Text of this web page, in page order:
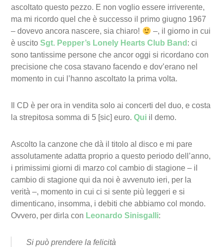
ascoltato questo pezzo. E non voglio essere irriverente,
ma mi ricordo quel che è successo il primo giugno 1967
– dovevo ancora nascere, sia chiaro!
–, il giorno in cui
è uscitoSgt. Pepper’s Lonely Hearts Club Band : ci
sono tantissime persone che ancor oggi si ricordano con
precisione che cosa stavano facendo e dov’erano nel
momento in cui l’hanno ascoltato la prima volta.
Il CD è per ora in vendita solo ai concerti del duo, e costa
la strepitosa somma di 5 [sic] euro.Qui il demo.
Ascolto la canzone che dà il titolo al disco e mi pare
assolutamente adatta proprio a questo periodo dell’anno,
i primissimi giorni di marzo col cambio di stagione – il
cambio di stagione qui da noi è avvenuto ieri, per la
verità –, momento in cui ci si sente più leggeri e si
dimenticano, insomma, i debiti che abbiamo col mondo.
Ovvero, per dirla con Leonardo Sinisgalli:
Si può prendere la felicità